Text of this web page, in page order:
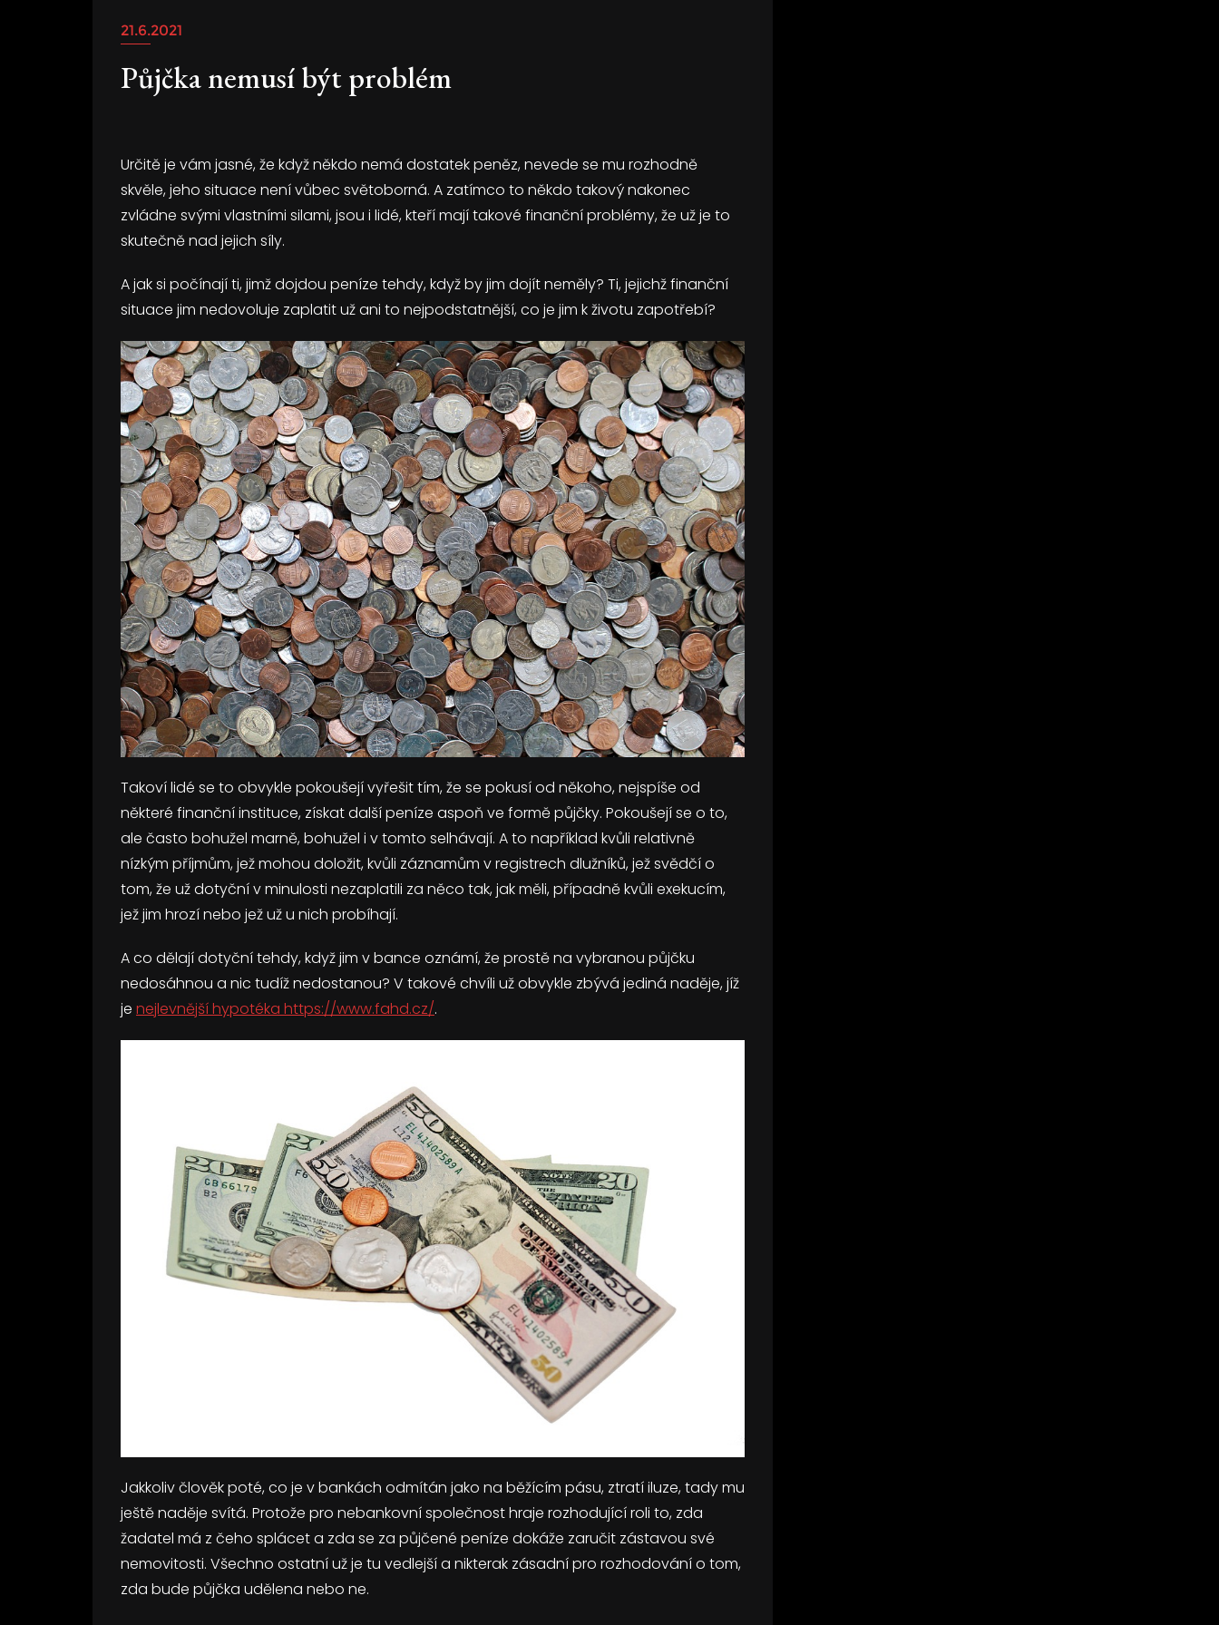
21.6.2021
Půjčka nemusí být problém
Určitě je vám jasné, že když někdo nemá dostatek peněz, nevede se mu rozhodně
skvěle, jeho situace není vůbec světoborná. A zatímco to někdo takový nakonec
zvládne svými vlastními silami, jsou i lidé, kteří mají takové finanční problémy, že už je to
skutečně nad jejich síly.
A jak si počínají ti, jimž dojdou peníze tehdy, když by jim dojít neměly? Ti, jejichž finanční
situace jim nedovoluje zaplatit už ani to nejpodstatnější, co je jim k životu zapotřebí?
Takoví lidé se to obvykle pokoušejí vyřešit tím, že se pokusí od někoho, nejspíše od
některé finanční instituce, získat další peníze aspoň ve formě půjčky. Pokoušejí se o to,
ale často bohužel marně, bohužel i v tomto selhávají. A to například kvůli relativně
nízkým příjmům, jež mohou doložit, kvůli záznamům v registrech dlužníků, jež svědčí o
tom, že už dotyční v minulosti nezaplatili za něco tak, jak měli, případně kvůli exekucím,
jež jim hrozí nebo jež už u nich probíhají.
A co dělají dotyční tehdy, když jim v bance oznámí, že prostě na vybranou půjčku
nedosáhnou a nic tudíž nedostanou? V takové chvíli už obvykle zbývá jediná naděje, jíž
je nejlevnější hypotéka https://www.fahd.cz/.
Jakkoliv člověk poté, co je v bankách odmítán jako na běžícím pásu, ztratí iluze, tady mu
ještě naděje svítá. Protože pro nebankovní společnost hraje rozhodující roli to, zda
žadatel má z čeho splácet a zda se za půjčené peníze dokáže zaručit zástavou své
nemovitosti. Všechno ostatní už je tu vedlejší a nikterak zásadní pro rozhodování o tom,
zda bude půjčka udělena nebo ne.